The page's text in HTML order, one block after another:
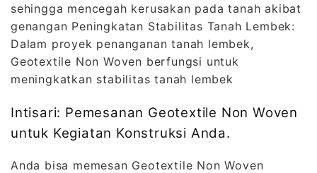
sehingga mencegah kerusakan pada tanah akibat
genangan Peningkatan Stabilitas Tanah Lembek:
Dalam proyek penanganan tanah lembek,
Geotextile Non Woven berfungsi untuk
meningkatkan stabilitas tanah lembek
Intisari: Pemesanan Geotextile Non Woven
untuk Kegiatan Konstruksi Anda.
Anda bisa memesan Geotextile Non Woven